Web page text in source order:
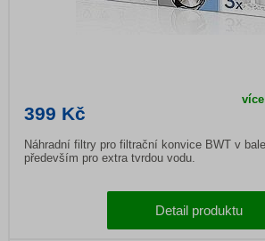
399 Kč
Náhradní filtry pro filtrační konvice BWT v
především pro extra tvrdou vodu.
Detail produktu